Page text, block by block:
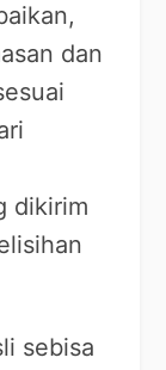
dan
dikirim
sebisa